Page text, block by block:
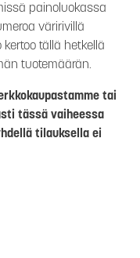
painoluokassa
väririvillä
tällä hetkellä
tuotemäärän.
tai
tässä vaiheessa
tilauksella ei